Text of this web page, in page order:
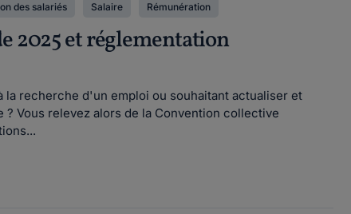
des salariés Salaire Rémunération
2025 et réglementation
recherche d'un emploi ou souhaitant actualiser et
Vous relevez alors de la Convention collective